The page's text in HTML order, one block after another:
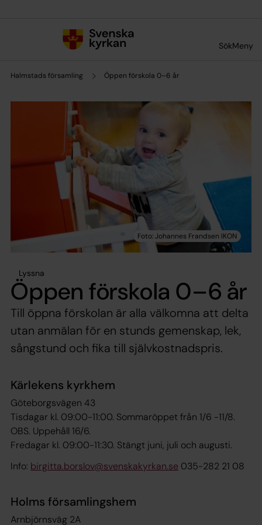
SökMeny
Halmstads församling Öppen förskola 0–6 år
Lyssna
Öppen förskola 0–6 år
Till öppna förskolan är alla välkomna att delta
utan anmälan för en stunds gemenskap, lek,
sångstund och fika till självkostnadspris.
Kärlekens kyrkhem
Göteborgsvägen 43
Tisdagar kl. 09:00-11:00. Sommaröppet från 1/6 -11/8.
OBS. Uppehåll 16/6.
Fredagar kl. 09:00-11:30. Stängt juni, juli och augusti.
Info: birgitta.borslov@svenskakyrkan.se 035-282 21 08
Holms församlingshem
Arnbjörnsväg 2A